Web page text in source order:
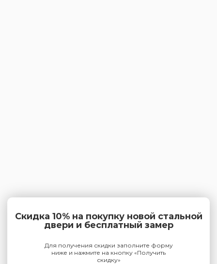
Скидка 10% на покупку новой стальной
двери и бесплатный замер
Для получения скидки заполните форму
ниже и нажмите на кнопку «Получить
скидку»